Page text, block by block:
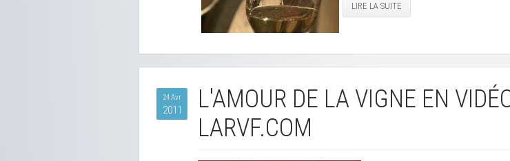
LIRE LA SUITE
24 Avr
2011
L'AMOUR DE LA VIGNE EN
LARVF.COM